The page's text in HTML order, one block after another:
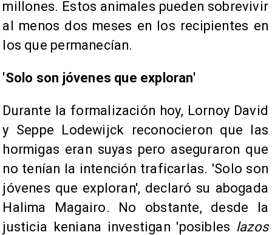
millones. Estos animales pueden sobrevivir
al menos dos meses en los recipientes en
los que permanecían.
'Solo son jóvenes que exploran'
Durante la formalización hoy, Lornoy David
y Seppe Lodewijck reconocieron que las
hormigas eran suyas pero aseguraron que
no tenían la intención traficarlas. 'Solo son
jóvenes que exploran', declaró su abogada
Halima Magairo. No obstante, desde la
justicia keniana investigan 'posibles lazos